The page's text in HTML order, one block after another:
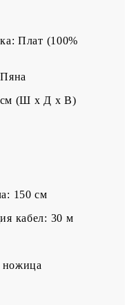
Плат (100%
см (Ш x Д x В)
150 см
кабел: 30 м
ножица